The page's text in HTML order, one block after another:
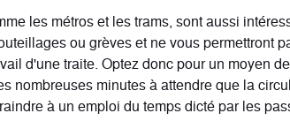
les métros et les trams, sont aussi
ou grèves et ne vous permettront
d'une traite. Optez donc pour un moyen
nombreuses minutes à attendre que la
à un emploi du temps dicté par les